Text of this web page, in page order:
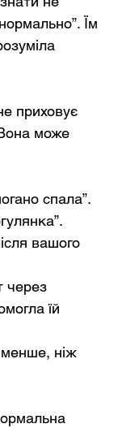
Їм
приховує
може
спала”.
вашого
через
їй
менше, ніж